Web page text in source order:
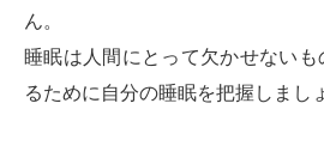
ん。
睡眠は人間にとって欠かせない
るために自分の睡眠を把握しまし